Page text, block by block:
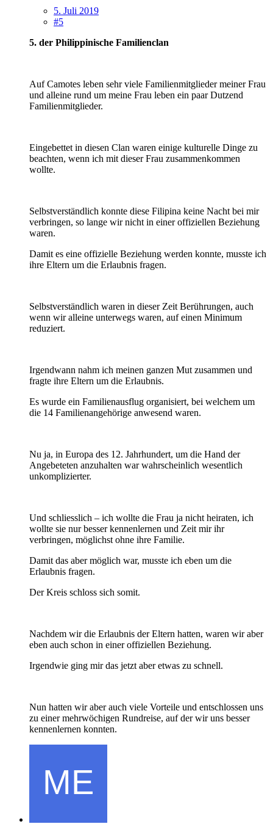
5. Juli 2019
#5
5. der Philippinische Familienclan
Auf Camotes leben sehr viele Familienmitglieder meiner Frau
und alleine rund um meine Frau leben ein paar Dutzend
Familienmitglieder.
Eingebettet in diesen Clan waren einige kulturelle Dinge zu
beachten, wenn ich mit dieser Frau zusammenkommen
wollte.
Selbstverständlich konnte diese Filipina keine Nacht bei mir
verbringen, so lange wir nicht in einer offiziellen Beziehung
waren.
Damit es eine offizielle Beziehung werden konnte, musste ich
ihre Eltern um die Erlaubnis fragen.
Selbstverständlich waren in dieser Zeit Berührungen, auch
wenn wir alleine unterwegs waren, auf einen Minimum
reduziert.
Irgendwann nahm ich meinen ganzen Mut zusammen und
fragte ihre Eltern um die Erlaubnis.
Es wurde ein Familienausflug organisiert, bei welchem um
die 14 Familienangehörige anwesend waren.
Nu ja, in Europa des 12. Jahrhundert, um die Hand der
Angebeteten anzuhalten war wahrscheinlich wesentlich
unkomplizierter.
Und schliesslich – ich wollte die Frau ja nicht heiraten, ich
wollte sie nur besser kennenlernen und Zeit mir ihr
verbringen, möglichst ohne ihre Familie.
Damit das aber möglich war, musste ich eben um die
Erlaubnis fragen.
Der Kreis schloss sich somit.
Nachdem wir die Erlaubnis der Eltern hatten, waren wir aber
eben auch schon in einer offiziellen Beziehung.
Irgendwie ging mir das jetzt aber etwas zu schnell.
Nun hatten wir aber auch viele Vorteile und entschlossen uns
zu einer mehrwöchigen Rundreise, auf der wir uns besser
kennenlernen konnten.